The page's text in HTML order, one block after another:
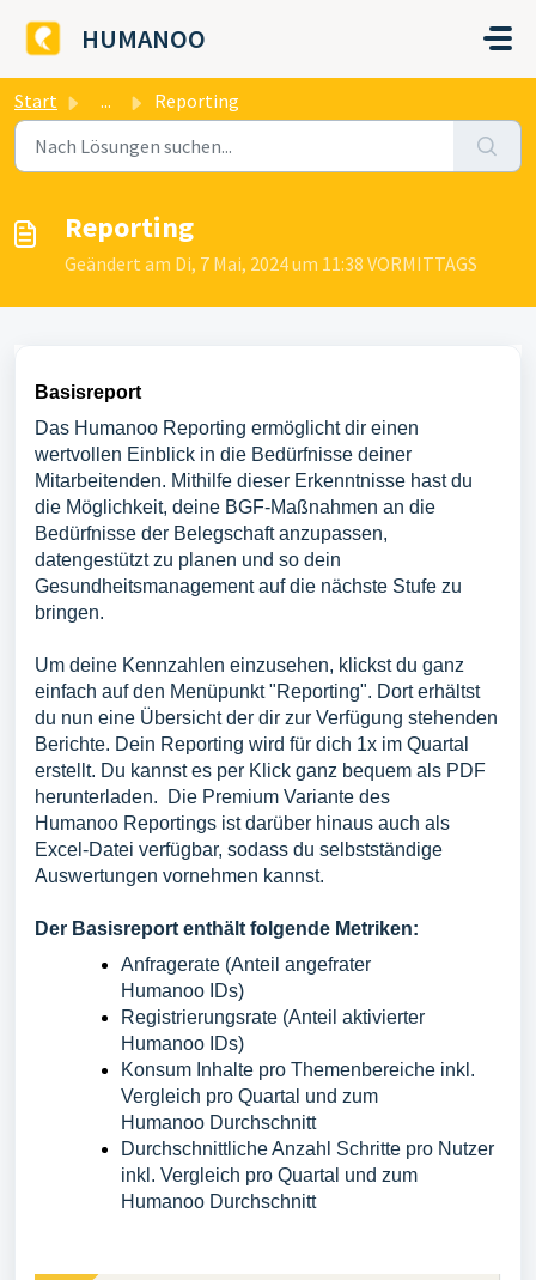
HUMANOO
Start ... Reporting
Reporting
Geändert am Di, 7 Mai, 2024 um 11:38 VORMITTAGS
Basisreport
Das Humanoo Reporting ermöglicht dir einen
wertvollen Einblick in die Bedürfnisse deiner
Mitarbeitenden. Mithilfe dieser Erkenntnisse hast du
die Möglichkeit, deine BGF-Maßnahmen an die
Bedürfnisse der Belegschaft anzupassen,
datengestützt zu planen und so dein
Gesundheitsmanagement auf die nächste Stufe zu
bringen.
Um deine Kennzahlen einzusehen, klickst du ganz
einfach auf den Menüpunkt "Reporting". Dort erhältst
du nun eine Übersicht der dir zur Verfügung stehenden
Berichte. Dein Reporting wird für dich 1x im Quartal
erstellt. Du kannst es per Klick ganz bequem als PDF
herunterladen. Die Premium Variante des
Humanoo Reportings ist darüber hinaus auch als
Excel-Datei verfügbar, sodass du selbstständige
Auswertungen vornehmen kannst.
Der Basisreport enthält folgende Metriken:
Anfragerate (Anteil angefrater
Humanoo IDs)
Registrierungsrate (Anteil aktivierter
Humanoo IDs)
Konsum Inhalte pro Themenbereiche inkl.
Vergleich pro Quartal und zum
Humanoo Durchschnitt
Durchschnittliche Anzahl Schritte pro Nutzer
inkl. Vergleich pro Quartal und zum
Humanoo Durchschnitt